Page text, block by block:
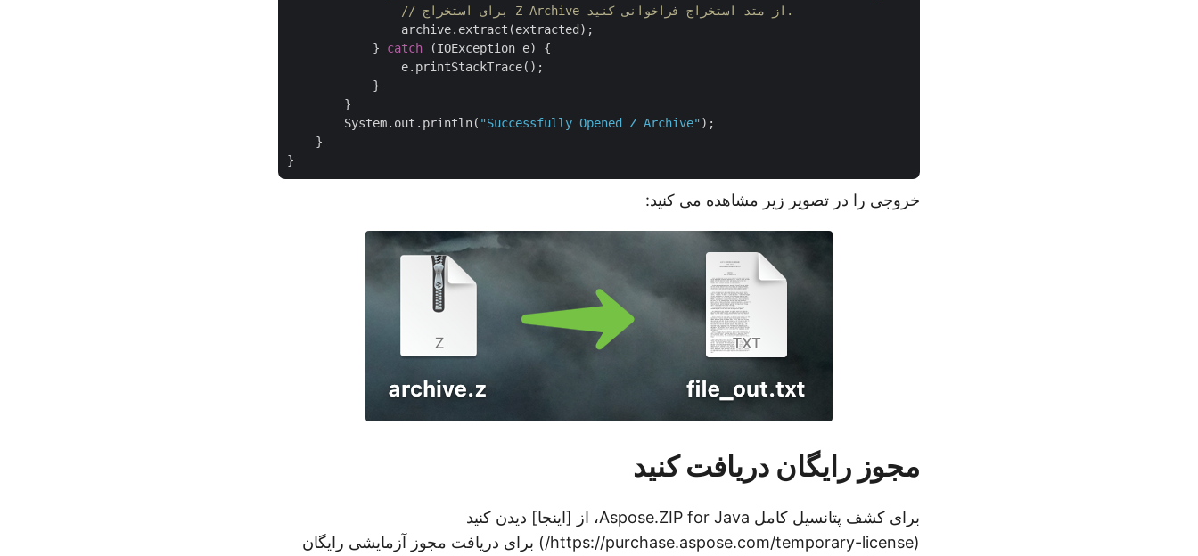
// برای استخراج Z Archive از متد استخراج فراخوانی کنید.
                archive.extract(extracted);
            }
catch (IOException e) {
                e.printStackTrace();
            }
        }
        System.out.println(
"Successfully Opened Z Archive" );
    }
خروجی را در تصویر زیر مشاهده می کنید:
مجوز رایگان دریافت کنید
برای کشف پتانسیل کامل Aspose.ZIP for Java، از [اینجا] دیدن کنید
(
https://purchase.aspose.com/temporary-license/ ) برای دریافت مجوز آزمایشی رایگان